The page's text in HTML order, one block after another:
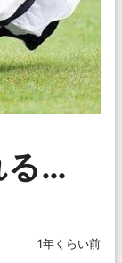
る…
1年くらい前